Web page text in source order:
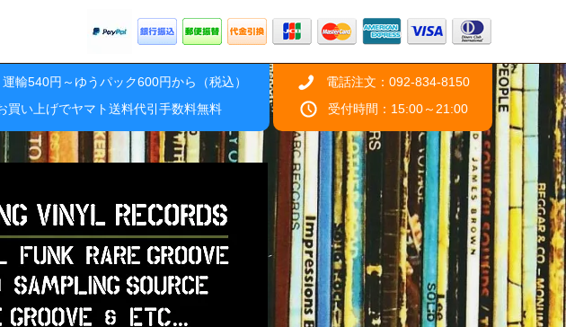
輸540円～ゆうパック600円から（税込）
い上げでヤマト送料代引手数料無料
電話注文：092-834-8150
受付時間：15:00～21:00